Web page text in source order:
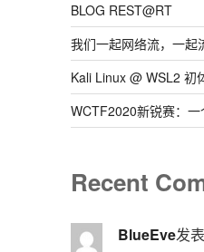
BLOG REST@RT
我们一起网络流，一起
Kali Linux @ WSL2 初
WCTF2020新锐赛：
Recent
BlueEve发